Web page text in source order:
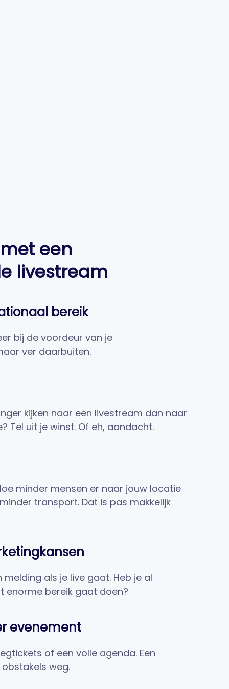
een
livestream
bereik
bij de voordeur van je
ver daarbuiten.
kijken naar een livestream dan naar
Tel uit je winst. Of eh, aandacht.
minder mensen er naar jouw locatie
transport. Dat is pas makkelijk
melding als je live gaat. Heb je al
enorme bereik gaat doen?
evenement
of een volle agenda. Een
weg.